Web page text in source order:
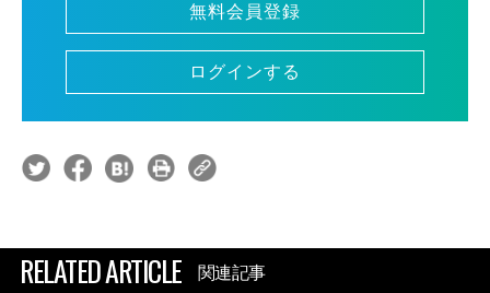
無料会員登録
ログインする
RELATED ARTICLE 関連記事